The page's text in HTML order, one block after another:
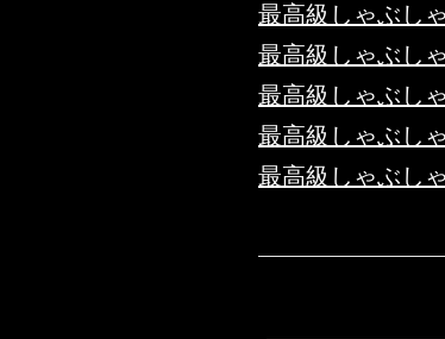
最高級しゃぶし
最高級しゃぶし
最高級しゃぶし
最高級しゃぶし
最高級しゃぶし